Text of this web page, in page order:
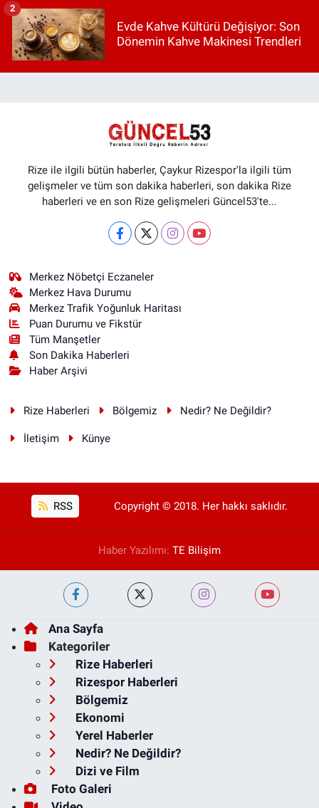
Evde Kahve Kültürü Değişiyor: Son
Dönemin Kahve Makinesi Trendleri
2
Rize ile ilgili bütün haberler, Çaykur Rizespor'la ilgili tüm
gelişmeler ve tüm son dakika haberleri, son dakika Rize
haberleri ve en son Rize gelişmeleri Güncel53'te...
Merkez Nöbetçi Eczaneler
Merkez Hava Durumu
Merkez Trafik Yoğunluk Haritası
Puan Durumu ve Fikstür
Tüm Manşetler
Son Dakika Haberleri
Haber Arşivi
Rize Haberleri Bölgemiz Nedir? Ne Değildir?
İletişim Künye
RSS Copyright © 2018. Her hakkı saklıdır.
Haber Yazılımı: TE Bilişim
Ana Sayfa
Kategoriler
Rize Haberleri
Rizespor Haberleri
Bölgemiz
Ekonomi
Yerel Haberler
Nedir? Ne Değildir?
Dizi ve Film
Foto Galeri